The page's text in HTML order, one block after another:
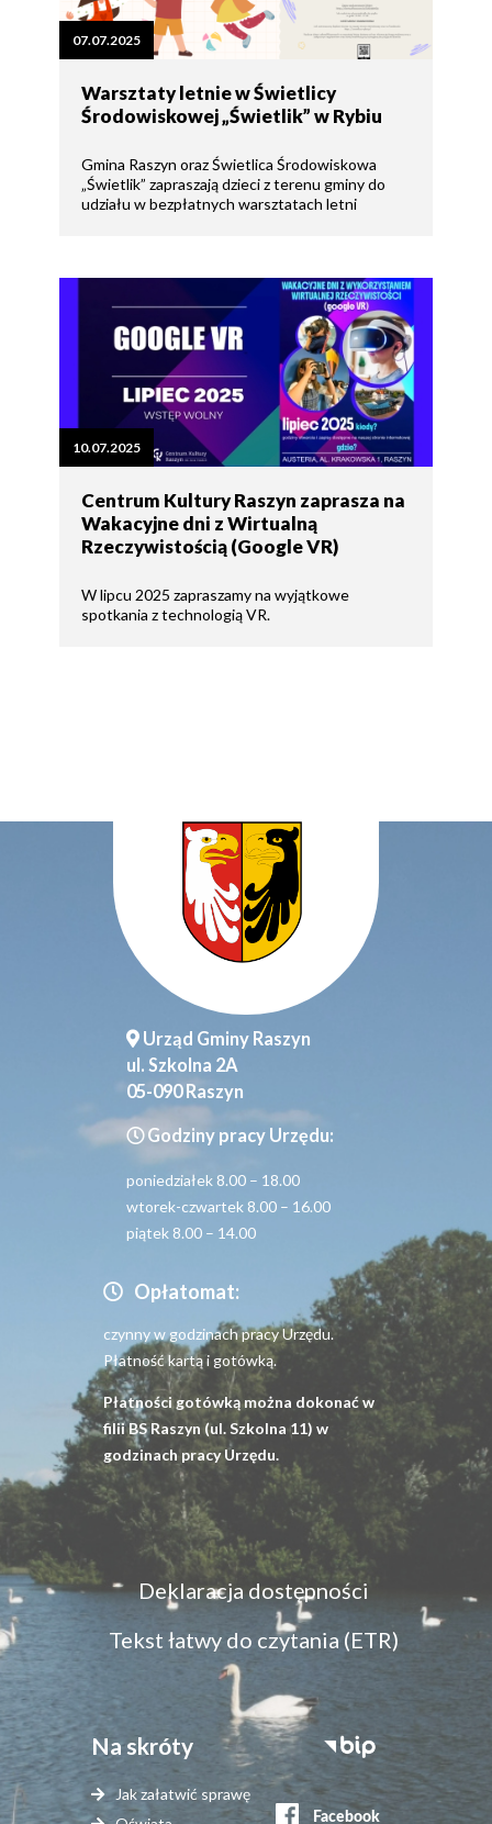
07.07.2025
Warsztaty letnie w Świetlicy
Środowiskowej „Świetlik” w Rybiu
Gmina Raszyn oraz Świetlica Środowiskowa
„Świetlik” zapraszają dzieci z terenu gminy do
udziału w bezpłatnych warsztatach letni
10.07.2025
Centrum Kultury Raszyn zaprasza na
Wakacyjne dni z Wirtualną
Rzeczywistością (Google VR)
W lipcu 2025 zapraszamy na wyjątkowe
spotkania z technologią VR.
Urząd Gminy Raszyn
ul. Szkolna 2A
05-090 Raszyn
Godziny pracy Urzędu:
poniedziałek 8.00 – 18.00
wtorek-czwartek 8.00 – 16.00
piątek 8.00 – 14.00
Opłatomat:
czynny w godzinach pracy Urzędu.
Płatność kartą i gotówką.
Płatności gotówką można dokonać w
filii BS Raszyn (ul. Szkolna 11) w
godzinach pracy Urzędu.
Menu
dostępność
Deklaracja dostępności
Tekst łatwy do czytania (ETR)
Na skróty
Jak załatwić sprawę
Stopka
serwisy
zewnętrzne